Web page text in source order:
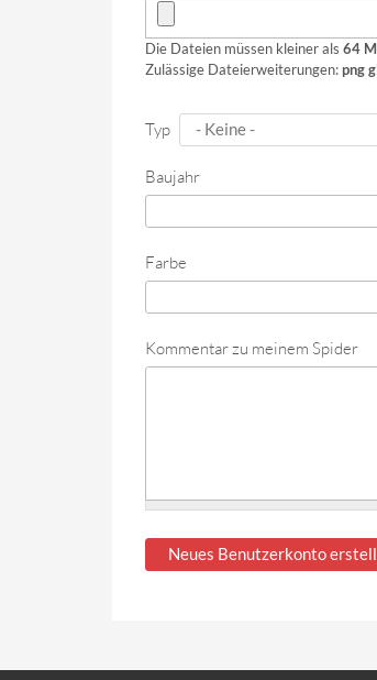
Die Dateien müssen kleiner als 64
Zulässige Dateierweiterungen:png
Typ
Baujahr
Farbe
Kommentar zu meinem Spider